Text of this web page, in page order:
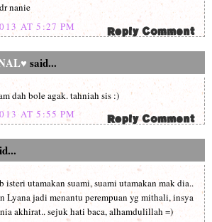
nanie
AT 5:27 PM
said...
dah bole agak. tahniah sis :)
AT 5:55 PM
isteri utamakan suami, suami utamakan mak dia..
Lyana jadi menantu perempuan yg mithali, insya
akhirat.. sejuk hati baca, alhamdulillah =)